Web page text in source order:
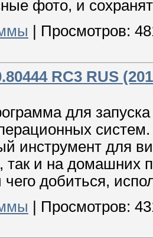
фото, и
Просмотров:
RC3 RUS
для
инструмент для
так и на домашних
чего добиться,
Просмотров: